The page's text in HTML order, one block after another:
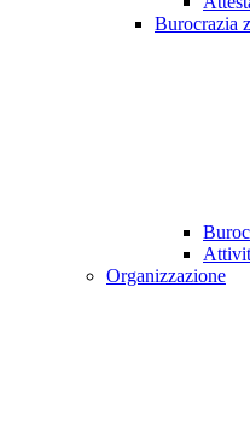
Burocrazia
Organizzazione